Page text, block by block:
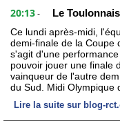
20:13 - Le
Ce lundi après-midi,
demi-finale de la Coupe
s'agit d'une
pouvoir jouer une finale
vainqueur de l'autre
du Sud. Midi Olympique
Lire la suite sur blog-